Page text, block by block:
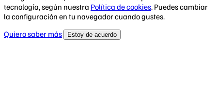
tecnología, según nuestra Política de cookies. Puedes cambiar
la configuración en tu navegador cuando gustes.
Quiero saber más
Estoy de acuerdo